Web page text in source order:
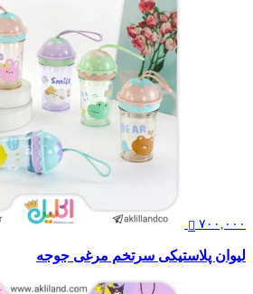
۷۰۰,۰۰۰
لیوان پلاستیکی سرتخم مرغی جوجه